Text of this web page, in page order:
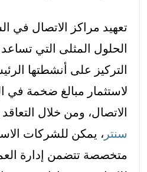
تعهيد مراكز الاتصال في
الحلول المثلى التي
التركيز على أنشطتها
لاستثمار مبالغ ضخمة في
الاتصال، ومن خلال
سنتر ، يمكن للشركات
متخصصة تتضمن إدارة